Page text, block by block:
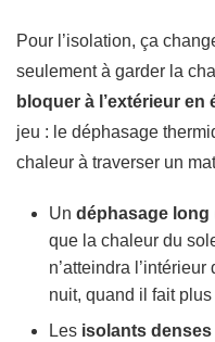
Pour l’isolation, ça
seulement à garder la
bloquer à l’extérieur en
jeu : le déphasage
chaleur à traverser un
Un déphasage long
que la chaleur du
n’atteindra
nuit, quand il fait plus
Les isolants